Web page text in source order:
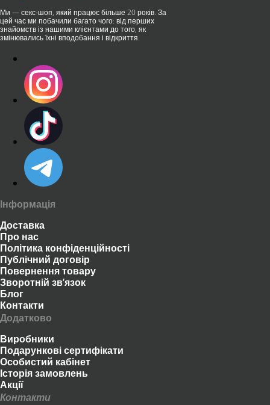
Ми — секс-шоп, який працює більше 20 років. За
цей час ми побачили багато чого: від перших
знайомств із нашими клієнтами до того, як
змінювались їхні вподобання і відкриття.
Інформація
Доставка
Про нас
Політика конфіденційності
Публічний договір
Повернення товару
Зворотній зв’язок
Блог
Контакти
Додатково
Виробники
Подарункові сертифікати
Особистий кабінет
Історія замовлень
Акції
Контакти